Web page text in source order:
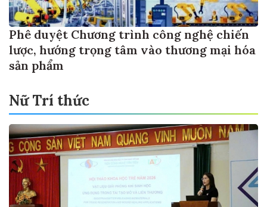
Phê duyệt Chương trình công nghệ chiến
lược, hướng trọng tâm vào thương mại hóa
sản phẩm
Nữ Trí thức